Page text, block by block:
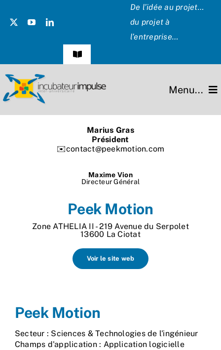
De l’idée au projet…
du projet à
l’entreprise…
Navigation
Témoignages
Menu...
Nos process
Marius Gras
Président
✉️contact@peekmotion.com
Maxime Vion
Directeur Général
Peek Motion
Zone ATHELIA II - 219 Avenue du Serpolet
13600 La Ciotat
Voir le site web
Peek Motion
Secteur : Sciences & Technologies de l'ingénieur
Champs d'application : Application logicielle